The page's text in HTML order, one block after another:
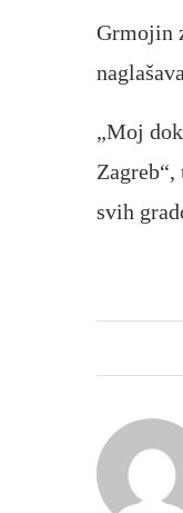
Grmojin
„Moj
svih